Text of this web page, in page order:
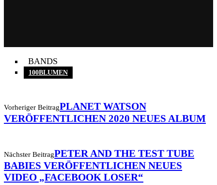
BANDS
100BLUMEN
Vorheriger BeitragPLANET WATSON
VERÖFFENTLICHEN 2020 NEUES ALBUM
Nächster BeitragPETER AND THE TEST TUBE
BABIES VERÖFFENTLICHEN NEUES
VIDEO „FACEBOOK LOSER“